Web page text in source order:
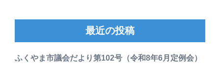
最近の投稿
ふくやま市議会だより第102号（令和8年6月定例会）